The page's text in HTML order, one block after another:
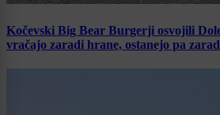
Kočevski Big Bear Burgerji osvojili
vračajo zaradi hrane, ostanejo pa